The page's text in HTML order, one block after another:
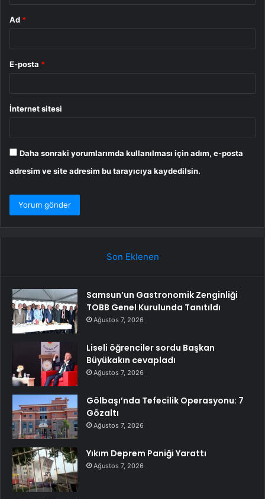
Ad *
E-posta *
İnternet sitesi
Daha sonraki yorumlarımda kullanılması için adım, e-posta
adresim ve site adresim bu tarayıcıya kaydedilsin.
Son Eklenen
Samsun’un Gastronomik Zenginliği
TOBB Genel Kurulunda Tanıtıldı
Ağustos 7, 2026
Liseli öğrenciler sordu Başkan
Büyükakın cevapladı
Ağustos 7, 2026
Gölbaşı’nda Tefecilik Operasyonu: 7
Gözaltı
Ağustos 7, 2026
Yıkım Deprem Paniği Yarattı
Ağustos 7, 2026